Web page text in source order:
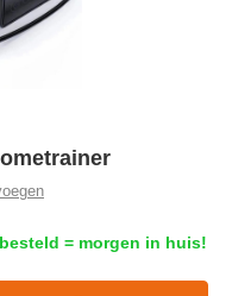
= morgen in huis!